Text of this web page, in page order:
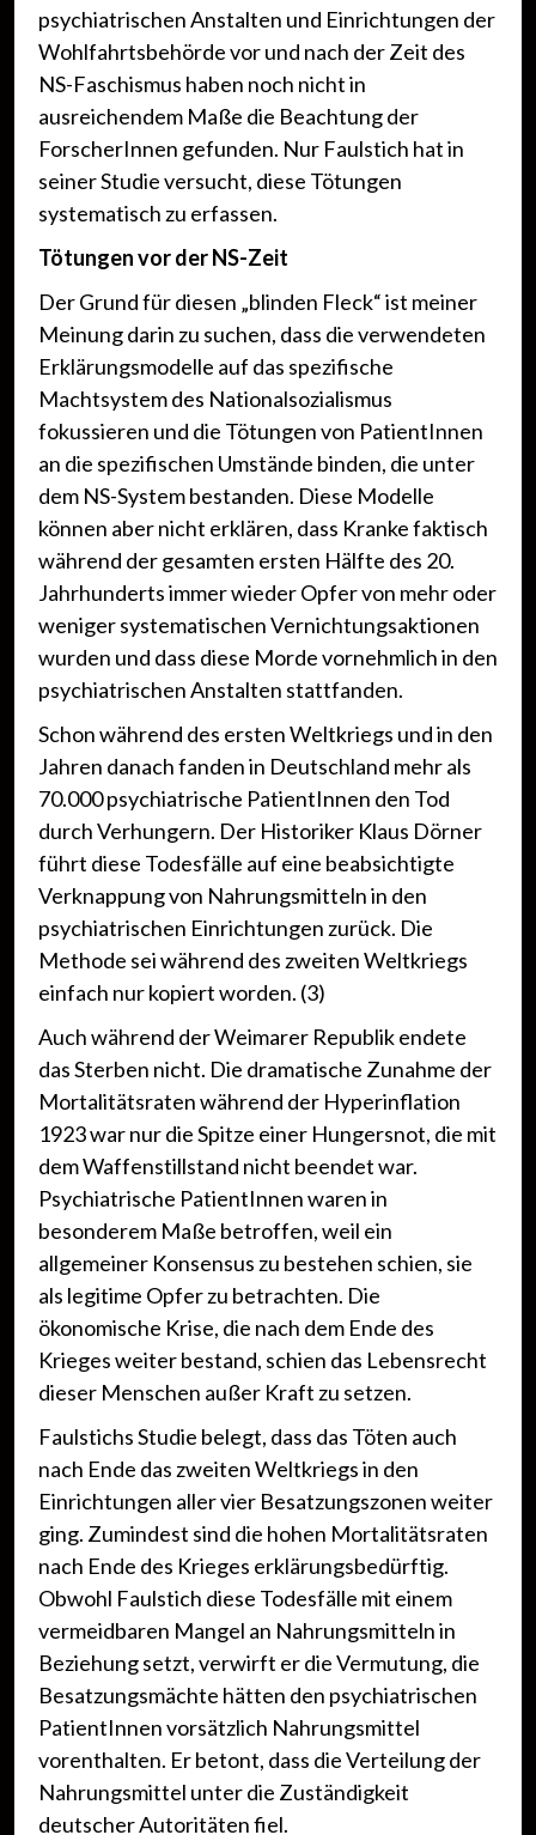
psychiatrischen Anstalten und Einrichtungen der
Wohlfahrtsbehörde vor und nach der Zeit des
NS-Faschismus haben noch nicht in
ausreichendem Maße die Beachtung der
ForscherInnen gefunden. Nur Faulstich hat in
seiner Studie versucht, diese Tötungen
systematisch zu erfassen.
Tötungen vor der NS-Zeit
Der Grund für diesen „blinden Fleck“ ist meiner
Meinung darin zu suchen, dass die verwendeten
Erklärungsmodelle auf das spezifische
Machtsystem des Nationalsozialismus
fokussieren und die Tötungen von PatientInnen
an die spezifischen Umstände binden, die unter
dem NS-System bestanden. Diese Modelle
können aber nicht erklären, dass Kranke faktisch
während der gesamten ersten Hälfte des 20.
Jahrhunderts immer wieder Opfer von mehr oder
weniger systematischen Vernichtungsaktionen
wurden und dass diese Morde vornehmlich in den
psychiatrischen Anstalten stattfanden.
Schon während des ersten Weltkriegs und in den
Jahren danach fanden in Deutschland mehr als
70.000 psychiatrische PatientInnen den Tod
durch Verhungern. Der Historiker Klaus Dörner
führt diese Todesfälle auf eine beabsichtigte
Verknappung von Nahrungsmitteln in den
psychiatrischen Einrichtungen zurück. Die
Methode sei während des zweiten Weltkriegs
einfach nur kopiert worden. (3)
Auch während der Weimarer Republik endete
das Sterben nicht. Die dramatische Zunahme der
Mortalitätsraten während der Hyperinflation
1923 war nur die Spitze einer Hungersnot, die mit
dem Waffenstillstand nicht beendet war.
Psychiatrische PatientInnen waren in
besonderem Maße betroffen, weil ein
allgemeiner Konsensus zu bestehen schien, sie
als legitime Opfer zu betrachten. Die
ökonomische Krise, die nach dem Ende des
Krieges weiter bestand, schien das Lebensrecht
dieser Menschen außer Kraft zu setzen.
Faulstichs Studie belegt, dass das Töten auch
nach Ende das zweiten Weltkriegs in den
Einrichtungen aller vier Besatzungszonen weiter
ging. Zumindest sind die hohen Mortalitätsraten
nach Ende des Krieges erklärungsbedürftig.
Obwohl Faulstich diese Todesfälle mit einem
vermeidbaren Mangel an Nahrungsmitteln in
Beziehung setzt, verwirft er die Vermutung, die
Besatzungsmächte hätten den psychiatrischen
PatientInnen vorsätzlich Nahrungsmittel
vorenthalten. Er betont, dass die Verteilung der
Nahrungsmittel unter die Zuständigkeit
deutscher Autoritäten fiel.